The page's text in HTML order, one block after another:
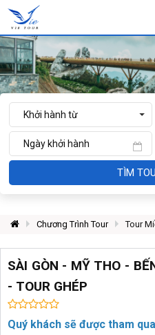
TÌM
Chương Trình Tour Tour
SÀI GÒN - MỸ THO -
- TOUR GHÉP
Quý khách sẽ được tham